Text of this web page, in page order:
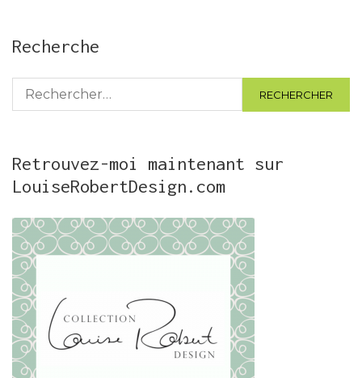
Recherche
Rechercher :
Retrouvez-moi maintenant sur
LouiseRobertDesign.com